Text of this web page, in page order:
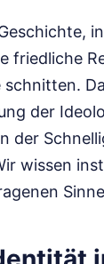
friedliche
der
der
wissen